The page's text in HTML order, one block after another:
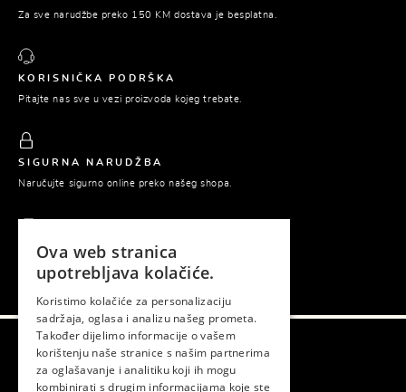
Za sve narudžbe preko 150 KM dostava je besplatna.
KORISNIČKA PODRŠKA
Pitajte nas sve u vezi proizvoda kojeg trebate.
SIGURNA NARUDŽBA
Naručujte sigurno online preko našeg shopa.
PLAĆANJE POUZEĆEM
Platite tek prilikom preuzimanja naručene robe.
Gema © 2026. Sva prava zadržana.
Ova web stranica
upotrebljava kolačiće.
Koristimo kolačiće za personalizaciju
sadržaja, oglasa i analizu našeg prometa.
Također dijelimo informacije o vašem
korištenju naše stranice s našim partnerima
za oglašavanje i analitiku koji ih mogu
kombinirati s drugim informacijama koje ste